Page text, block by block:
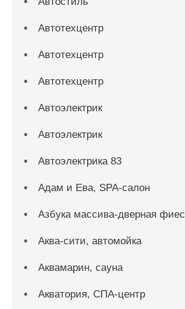
Автотехцентр
Автотехцентр
Автотехцентр
Автоэлектрик
Автоэлектрик
Автоэлектрика 83
Адам и Ева, SPA-салон
Азбука массива-дверная
Аква-сити, автомойка
Аквамарин, сауна
Акватория, СПА-центр